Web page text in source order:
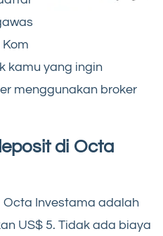
kamu yang ingin
menggunakan broker
di Octa
Investama adalah
US$ 5. Tidak ada biaya